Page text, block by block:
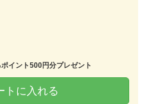
イント500円分プレゼント
トに入れる